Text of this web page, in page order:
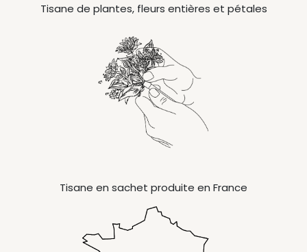
Tisane de plantes, fleurs entières et pétales
Tisane en sachet produite en France